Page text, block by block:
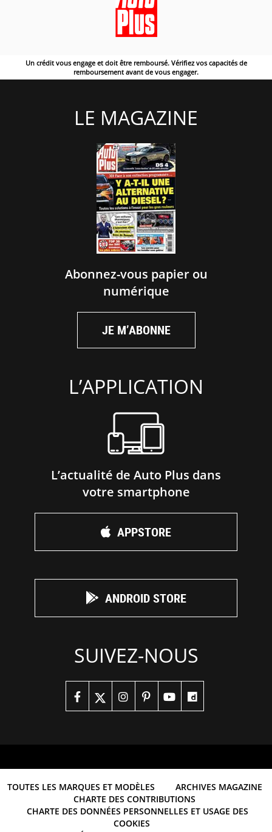
Un crédit vous engage et doit être remboursé. Vérifiez vos capacités de
remboursement avant de vous engager.
LE MAGAZINE
Abonnez-vous papier ou
numérique
JE M’ABONNE
L’APPLICATION
L’actualité de Auto Plus dans
votre smartphone
APPSTORE
ANDROID STORE
SUIVEZ-NOUS
TOUTES LES MARQUES ET MODÈLES
ARCHIVES MAGAZINE
CHARTE DES CONTRIBUTIONS
CHARTE DES DONNÉES PERSONNELLES ET USAGE DES
COOKIES